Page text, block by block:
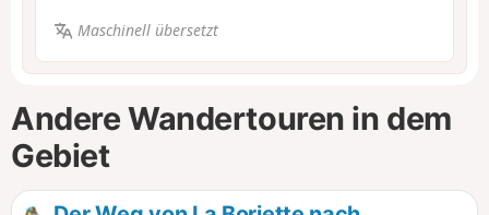
Maschinell übersetzt
Andere Wandertouren in dem
Gebiet